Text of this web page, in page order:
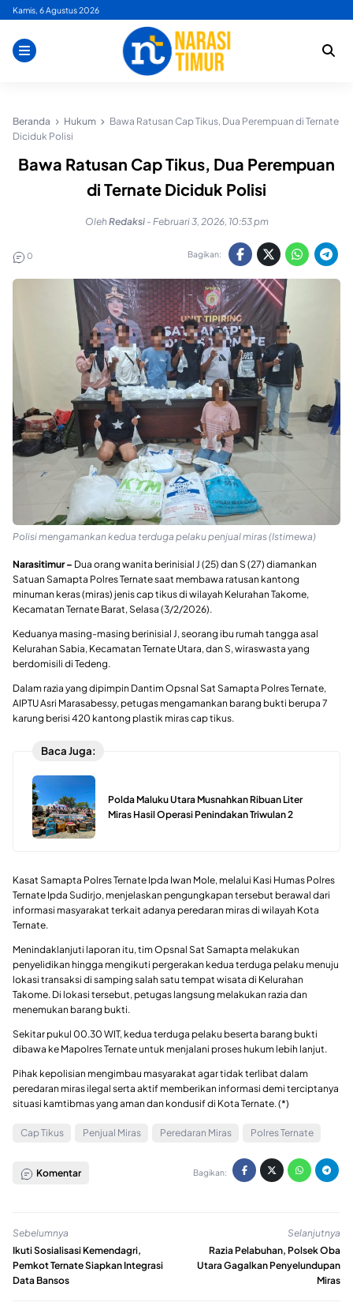
Skip
content
Kamis, 6 Agustus 2026
Beranda Hukum
Bawa Ratusan Cap Tikus, Dua Perempuan di Ternate
Diciduk Polisi
Bawa Ratusan Cap Tikus, Dua Perempuan
di Ternate Diciduk Polisi
OlehRedaksi - Februari 3, 2026, 10:53 pm
0 Bagikan:
Polisi mengamankan kedua terduga pelaku penjual miras (Istimewa)
Narasitimur – Dua orang wanita berinisial J (25) dan S (27) diamankan
Satuan Samapta Polres Ternate saat membawa ratusan kantong
minuman keras (miras) jenis cap tikus di wilayah Kelurahan Takome,
Kecamatan Ternate Barat, Selasa (3/2/2026).
Keduanya masing-masing berinisial J, seorang ibu rumah tangga asal
Kelurahan Sabia, Kecamatan Ternate Utara, dan S, wiraswasta yang
berdomisili di Tedeng.
Dalam razia yang dipimpin Dantim Opsnal Sat Samapta Polres Ternate,
AIPTU Asri Marasabessy, petugas mengamankan barang bukti berupa 7
karung berisi 420 kantong plastik miras cap tikus.
Baca Juga:
Polda Maluku Utara Musnahkan Ribuan Liter
Miras Hasil Operasi Penindakan Triwulan 2
Kasat Samapta Polres Ternate Ipda Iwan Mole, melalui Kasi Humas Polres
Ternate Ipda Sudirjo, menjelaskan pengungkapan tersebut berawal dari
informasi masyarakat terkait adanya peredaran miras di wilayah Kota
Ternate.
Menindaklanjuti laporan itu, tim Opsnal Sat Samapta melakukan
penyelidikan hingga mengikuti pergerakan kedua terduga pelaku menuju
lokasi transaksi di samping salah satu tempat wisata di Kelurahan
Takome. Di lokasi tersebut, petugas langsung melakukan razia dan
menemukan barang bukti.
Sekitar pukul 00.30 WIT, kedua terduga pelaku beserta barang bukti
dibawa ke Mapolres Ternate untuk menjalani proses hukum lebih lanjut.
Pihak kepolisian mengimbau masyarakat agar tidak terlibat dalam
peredaran miras ilegal serta aktif memberikan informasi demi terciptanya
situasi kamtibmas yang aman dan kondusif di Kota Ternate. (*)
Cap Tikus Penjual Miras Peredaran Miras Polres Ternate
Komentar Bagikan:
Sebelumnya
Ikuti Sosialisasi Kemendagri,
Pemkot Ternate Siapkan Integrasi
Data Bansos
Selanjutnya
Razia Pelabuhan, Polsek Oba
Utara Gagalkan Penyelundupan
Miras